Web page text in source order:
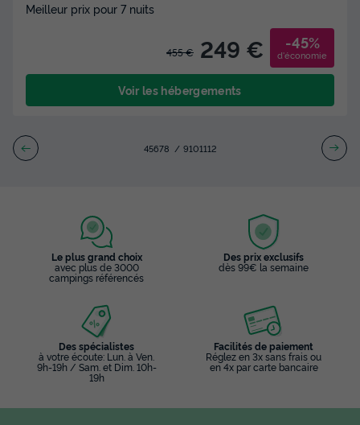
Meilleur prix pour 7 nuits
455 € 249 € -45%
d'économie
Voir les hébergements
45678 9101112
Le plus grand choix
avec plus de 3000
campings référencés
Des prix exclusifs
dès 99€ la semaine
Des spécialistes
à votre écoute: Lun. à Ven.
9h-19h / Sam. et Dim. 10h-
19h
Facilités de paiement
Réglez en 3x sans frais ou
en 4x par carte bancaire